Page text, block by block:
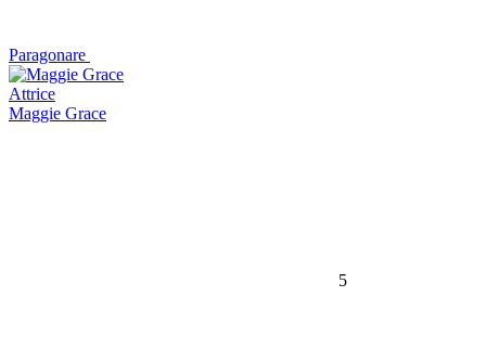
Paragonare
Attrice
Maggie Grace
5